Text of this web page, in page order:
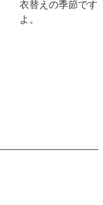
衣替えの季節です
よ。